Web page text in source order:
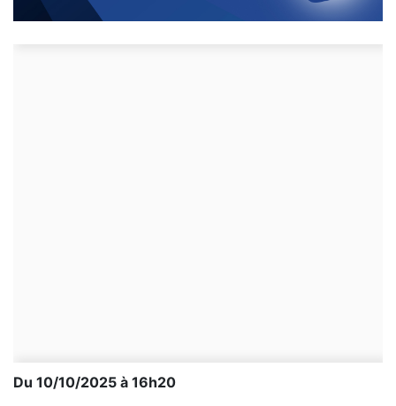
Du 10/10/2025 à 16h20